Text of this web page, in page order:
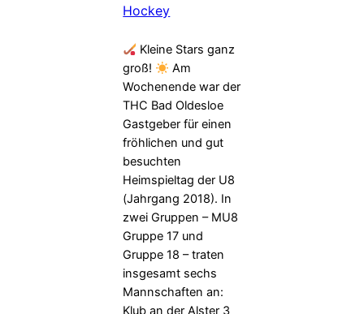
Hockey
Kleine Stars ganz
groß!
Am
Wochenende war der
THC Bad Oldesloe
Gastgeber für einen
fröhlichen und gut
besuchten
Heimspieltag der U8
(Jahrgang 2018). In
zwei Gruppen – MU8
Gruppe 17 und
Gruppe 18 – traten
insgesamt sechs
Mannschaften an:
Klub an der Alster 3